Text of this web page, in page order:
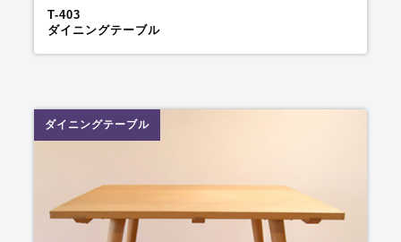
T-403
ダイニングテーブル
ダイニングテーブル